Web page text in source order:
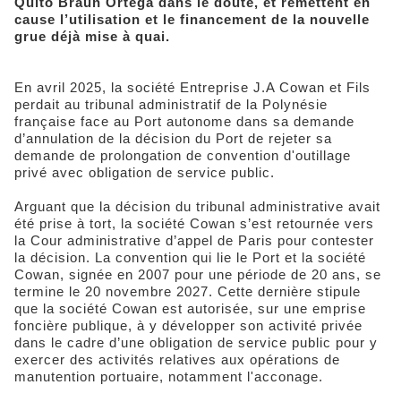
cause l’utilisation et le financement de la nouvelle
grue déjà mise à quai.
En avril 2025, la société Entreprise J.A Cowan et Fils
perdait au tribunal administratif de la Polynésie
française face au Port autonome dans sa demande
d’annulation de la décision du Port de rejeter sa
demande de prolongation de convention d'outillage
privé avec obligation de service public.
Arguant que la décision du tribunal administrative avait
été prise à tort, la société Cowan s’est retournée vers
la Cour administrative d’appel de Paris pour contester
la décision. La convention qui lie le Port et la société
Cowan, signée en 2007 pour une période de 20 ans, se
termine le 20 novembre 2027. Cette dernière stipule
que la société Cowan est autorisée, sur une emprise
foncière publique, à y développer son activité privée
dans le cadre d’une obligation de service public pour y
exercer des activités relatives aux opérations de
manutention portuaire, notamment l'acconage.